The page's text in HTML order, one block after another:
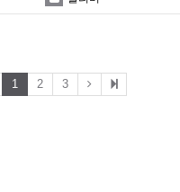
1 2 3